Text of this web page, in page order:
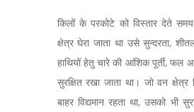
किलों के परकोटे को विस्तार देते
क्षेत्र घेरा जाता था उसे सुन्दरता,
हाथियों हेतु चारे की आंशिक पूर्ती, फल
सुरक्षित रखा जाता था। जो वन क्षेत्र
बाहर विद्यमान रहता था, उसको भी